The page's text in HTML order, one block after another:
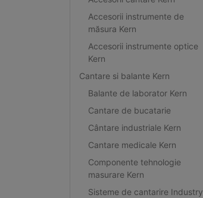
Accesorii instrumente de
măsura Kern
Accesorii instrumente optice
Kern
Cantare si balante Kern
Balante de laborator Kern
Cantare de bucatarie
Cântare industriale Kern
Cantare medicale Kern
Componente tehnologie
masurare Kern
Sisteme de cantarire Industry